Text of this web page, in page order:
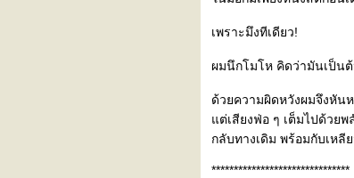
เพราะมึงทีเดียว!
ผมนึกโมโห คิดว่ามันเป็น
ด้วยความผิดหวังผมจึงหัน
ต่เสียงฟ่อ ๆ เต็มไปด้วยพ
กลับทางเดิม พร้อมกับเหลี
*******************************